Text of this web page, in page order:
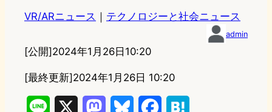
VR/ARニュース ｜ テクノロジーと社会ニュース
admin
[公開]2024年1月26日10:20
[最終更新]2024年1月26日 10:20